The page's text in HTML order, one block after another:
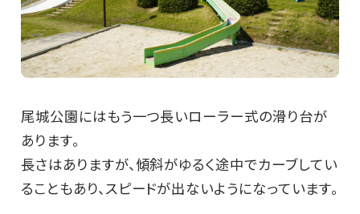
尾城公園にはもう一つ長いローラー式の滑り台が
あります。
長さはありますが、傾斜がゆるく途中でカーブしてい
ることもあり、スピードが出ないようになっています。